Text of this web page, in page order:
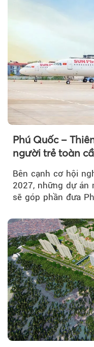
Phú Quốc –
người trẻ toàn
Bên cạnh cơ hội
2027, những dự án
sẽ góp phần đưa